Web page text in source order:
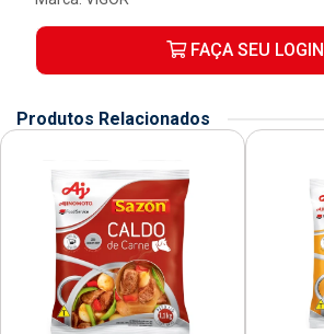
FAÇA SEU LOGIN
Produtos Relacionados